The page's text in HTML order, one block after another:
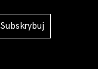
Subskrybuj